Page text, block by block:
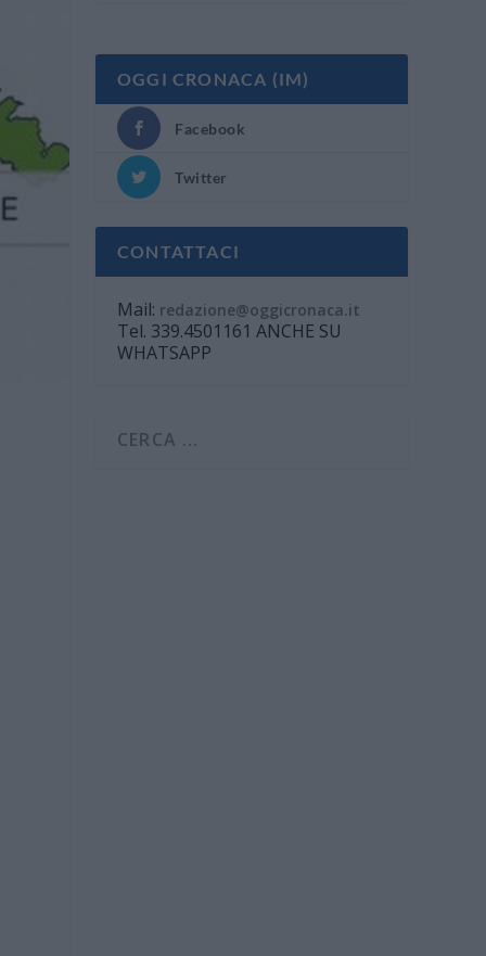
OGGI CRONACA (IM)
Facebook
Twitter
CONTATTACI
Mail: redazione@oggicronaca.it
Tel. 339.4501161 ANCHE SU
WHATSAPP